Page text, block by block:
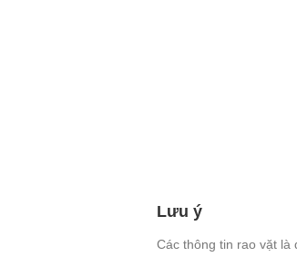
Lưu ý
Các thông tin rao vặt là